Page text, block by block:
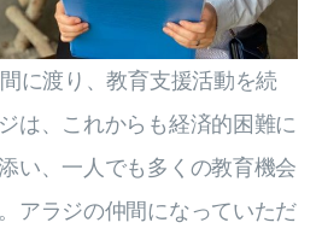
に渡り、教育支援活動を続
は、これからも経済的困難に
い、一人でも多くの教育機会
アラジの仲間になっていただ